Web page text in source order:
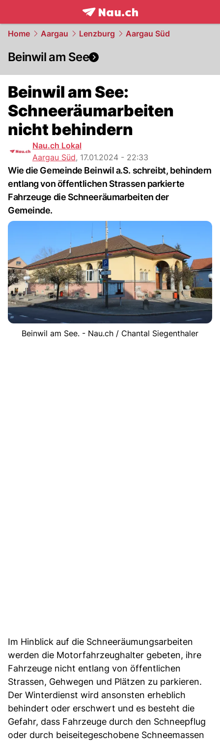
frontpage.NAU.ch
Home Aargau Lenzburg Aargau Süd
Beinwil am See
Beinwil am See:
Schneeräumarbeiten
nicht behindern
Nau.ch Lokal
Aargau Süd, 17.01.2024 - 22:33
Wie die Gemeinde Beinwil a.S. schreibt, behindern
entlang von öffentlichen Strassen parkierte
Fahrzeuge die Schneeräumarbeiten der
Gemeinde.
Beinwil am See. - Nau.ch / Chantal Siegenthaler
Im Hinblick auf die Schneeräumungsarbeiten
werden die Motorfahrzeughalter gebeten, ihre
Fahrzeuge nicht entlang von öffentlichen
Strassen, Gehwegen und Plätzen zu parkieren.
Der Winterdienst wird ansonsten erheblich
behindert oder erschwert und es besteht die
Gefahr, dass Fahrzeuge durch den Schneepflug
oder durch beiseitegeschobene Schneemassen